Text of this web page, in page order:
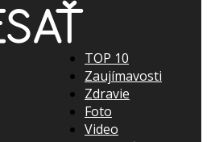
TOP 10
Zaujímavosti
Zdravie
Foto
Video